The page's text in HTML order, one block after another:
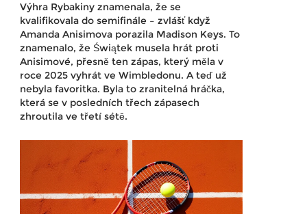
Výhra Rybakiny znamenala, že se
kvalifikovala do semifinále – zvlášť když
Amanda Anisimova porazila Madison Keys. To
znamenalo, že Świątek musela hrát proti
Anisimové, přesně ten zápas, který měla v
roce 2025 vyhrát ve Wimbledonu. A teď už
nebyla favoritka. Byla to zranitelná hráčka,
která se v posledních třech zápasech
zhroutila ve třetí sétě.